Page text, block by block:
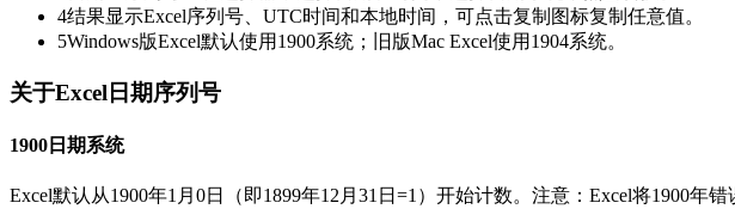
4结果显示Excel序列号、UTC时间和本地时间，可点击复制图标复制任意值。
5Windows版Excel默认使用1900系统；旧版Mac Excel使用1904系统。
关于Excel日期序列号
1900日期系统
Excel默认从1900年1月0日（即1899年12月31日=1）开始计数。注意：Excel将1900